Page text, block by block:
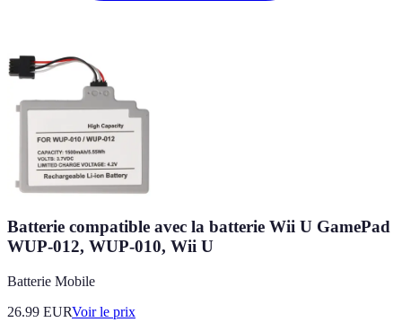
Batterie compatible avec la batterie Wii U GamePad
WUP-012, WUP-010, Wii U
Batterie Mobile
26.99 EURVoir le prix